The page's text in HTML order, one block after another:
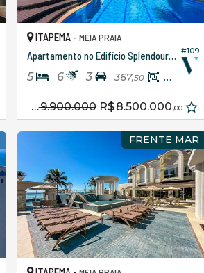
#109
ITAPEMA - MEIA PRAIA
Apartamento no Edifício Splendour Of The Sea - Torre B
5 6 3 367,50 330,
R$ 9.900.000 R$ 8.500.000,00
FRENTE MAR